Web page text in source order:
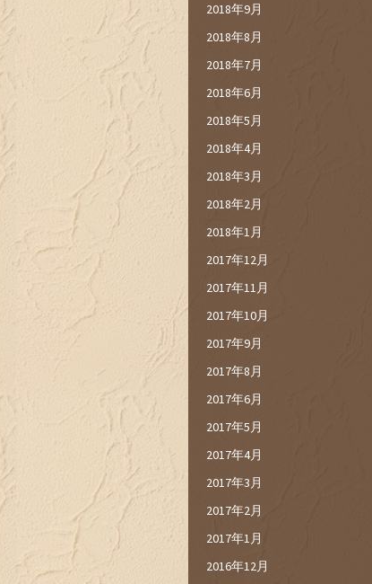
2018年9月
2018年8月
2018年7月
2018年6月
2018年5月
2018年4月
2018年3月
2018年2月
2018年1月
2017年12月
2017年11月
2017年10月
2017年9月
2017年8月
2017年6月
2017年5月
2017年4月
2017年3月
2017年2月
2017年1月
2016年12月